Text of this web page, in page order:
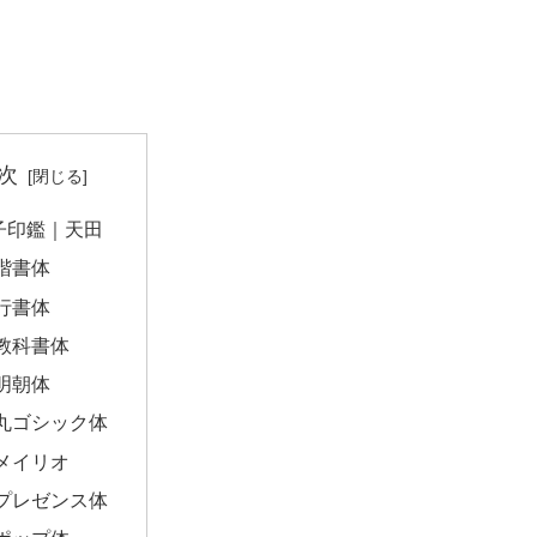
印鑑｜天田
書体
書体
科書体
朝体
ゴシック体
イリオ
レゼンス体